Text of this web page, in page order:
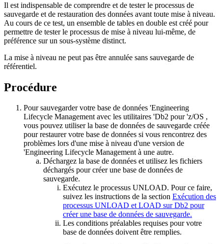
Il est indispensable de comprendre et de tester le processus de
sauvegarde et de restauration des données avant toute mise à niveau.
Au cours de ce test, un ensemble de tables en double est créé pour
permettre de tester le processus de mise à niveau lui-même, de
préférence sur un sous-système distinct.
La mise à niveau ne peut pas être annulée sans sauvegarde de
référentiel.
Procédure
Pour sauvegarder votre base de données 'Engineering
Lifecycle Managementavec les utilitaires 'Db2 pour 'z/OS ,
vous pouvez utiliser la base de données de sauvegarde créée
pour restaurer votre base de données si vous rencontrez des
problèmes lors d'une mise à niveau d'une version de
'Engineering Lifecycle Managementà une autre.
Déchargez la base de données et utilisez les fichiers
déchargés pour créer une base de données de
sauvegarde.
Exécutez le processus UNLOAD. Pour ce faire,
suivez les instructions de la section Exécution des
processus UNLOAD et LOAD sur Db2 pour
créer une base de données de sauvegarde.
Les conditions préalables requises pour votre
base de données doivent être remplies.